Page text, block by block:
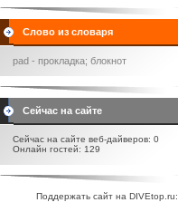
Слово из словаря
pad - прокладка; блокнот
Сейчас на сайте
Сейчас на сайте веб-дайверов: 0
Онлайн гостей: 129
Поддержать сайт на DIVEtop.ru: